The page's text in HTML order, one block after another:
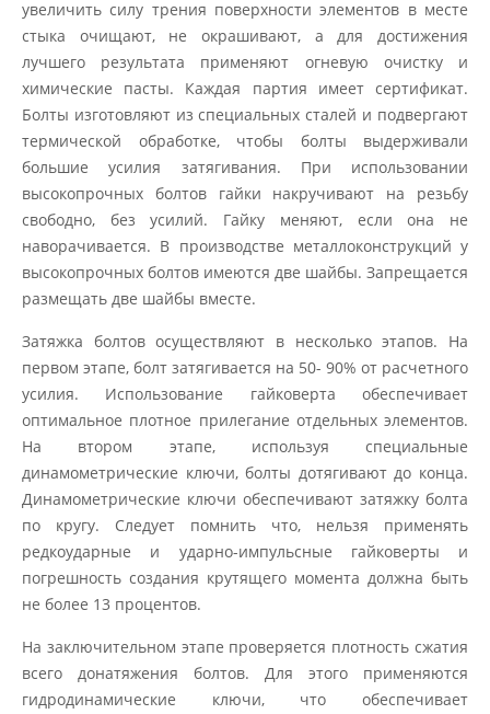
увеличить силу трения поверхности элементов в месте
стыка очищают, не окрашивают, а для достижения
лучшего результата применяют огневую очистку и
химические пасты. Каждая партия имеет сертификат.
Болты изготовляют из специальных сталей и подвергают
термической обработке, чтобы болты выдерживали
большие усилия затягивания. При использовании
высокопрочных болтов гайки накручивают на резьбу
свободно, без усилий. Гайку меняют, если она не
наворачивается. В производстве металлоконструкций у
высокопрочных болтов имеются две шайбы. Запрещается
размещать две шайбы вместе.
Затяжка болтов осуществляют в несколько этапов. На
первом этапе, болт затягивается на 50- 90% от расчетного
усилия. Использование гайковерта обеспечивает
оптимальное плотное прилегание отдельных элементов.
На втором этапе, используя специальные
динамометрические ключи, болты дотягивают до конца.
Динамометрические ключи обеспечивают затяжку болта
по кругу. Следует помнить что, нельзя применять
редкоударные и ударно-импульсные гайковерты и
погрешность создания крутящего момента должна быть
не более 13 процентов.
На заключительном этапе проверяется плотность сжатия
всего донатяжения болтов. Для этого применяются
гидродинамические ключи, что обеспечивает